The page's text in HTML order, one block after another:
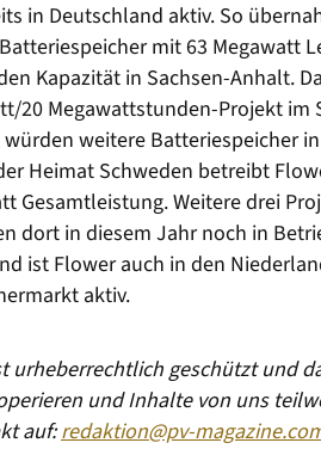
in Deutschland aktiv. So
mit 63 Megawatt
Kapazität in Sachsen-Anhalt.
20 Megawattstunden-Projekt im
weitere Batteriespeicher
Heimat Schweden betreibt
Gesamtleistung. Weitere drei
dort in diesem Jahr noch in
ist Flower auch in den
aktiv.
urheberrechtlich geschützt und
und Inhalte von uns
auf:redaktion@pv-